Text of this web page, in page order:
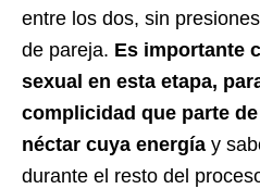
entre los dos, sin
de pareja. Es importante
sexual en esta etapa,
complicidad que parte
néctar cuya energía y
durante el resto del